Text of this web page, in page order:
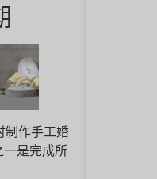
制作手工婚
一是完成所